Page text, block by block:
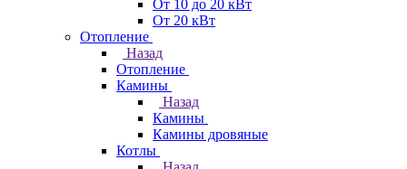
От 10 до 20 кВт
От 20 кВт
Отопление
Назад
Отопление
Камины
Назад
Камины
Камины дровяные
Котлы